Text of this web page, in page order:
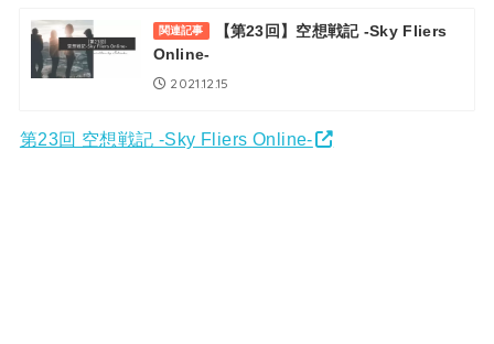
関連記事
【第23回】空想戦記 -Sky Fliers
Online-
2021.12.15
第23回 空想戦記 -Sky Fliers Online-